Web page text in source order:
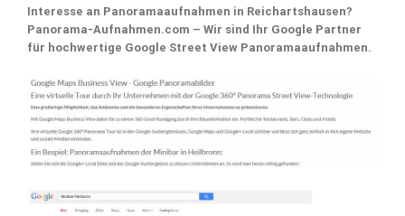
Interesse an Panoramaaufnahmen in Reichartshausen?
Panorama-Aufnahmen.com – Wir sind Ihr Google Partner
für hochwertige Google Street View Panoramaaufnahmen.